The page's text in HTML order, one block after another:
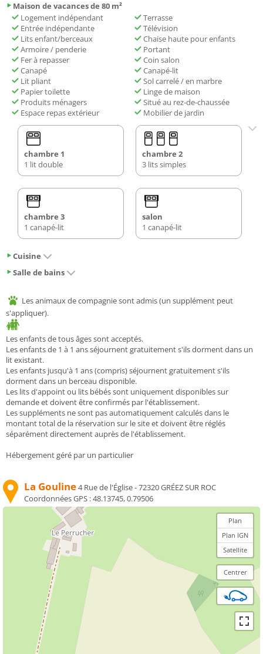
Maison de vacances de 80 m²
Logement indépendant
Terrasse
Entrée indépendante
Télévision
Lits enfant/berceaux
Chaise haute pour enfants
Armoire / penderie
Portant
Fer à repasser
Coin salon
Canapé
Canapé-lit
Lit pliant
Sol carrelé / en marbre
Papier toilette
Linge de maison
Produits ménagers
Situé au rez-de-chaussée
Espace repas extérieur
Mobilier de jardin
chambre 1
1 lit double
chambre 2
3 lits simples
chambre 3
1 canapé-lit
salon
1 canapé-lit
Cuisine
Salle de bains
Les animaux de compagnie sont admis (un supplément peut
s'appliquer).
Les enfants de tous âges sont acceptés.
Les enfants de 1 à 1 ans séjournent gratuitement s'ils dorment dans un
lit existant.
Les enfants jusqu'à 1 ans (compris) séjournent gratuitement s'ils
dorment dans un berceau disponible.
Les lits d'appoint ou lits bébés sont uniquement disponibles sur
demande et doivent être confirmés par l'établissement.
Les suppléments ne sont pas automatiquement calculés dans le
montant total de la réservation sur le site et doivent être réglés
séparément directement auprès de l'établissement.
Hébergement géré par un particulier
La Gouline4 Rue de l'Église - 72320 GRÉEZ SUR ROC
Coordonnées GPS :48.13745, 0.79506
Plan
Plan IGN
Satellite
Centrer